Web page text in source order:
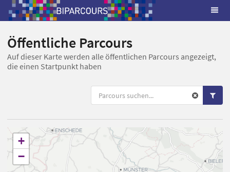
Öffentliche Parcours
Auf dieser Karte werden alle öffentlichen Parcours angezeigt,
die einen Startpunkt haben
+
−